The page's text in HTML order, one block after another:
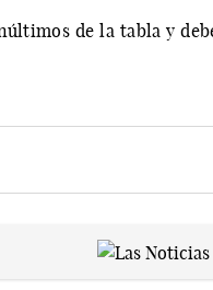
de la tabla y